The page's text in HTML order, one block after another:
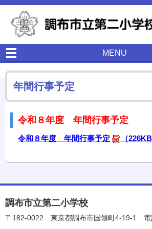
MENU
年間行事予定
令和８年度 年間行事予定
令和８年度 年間行事予定 （226KB
調布市立第二小学校
〒182-0022 東京都調布市国領町4-19-1